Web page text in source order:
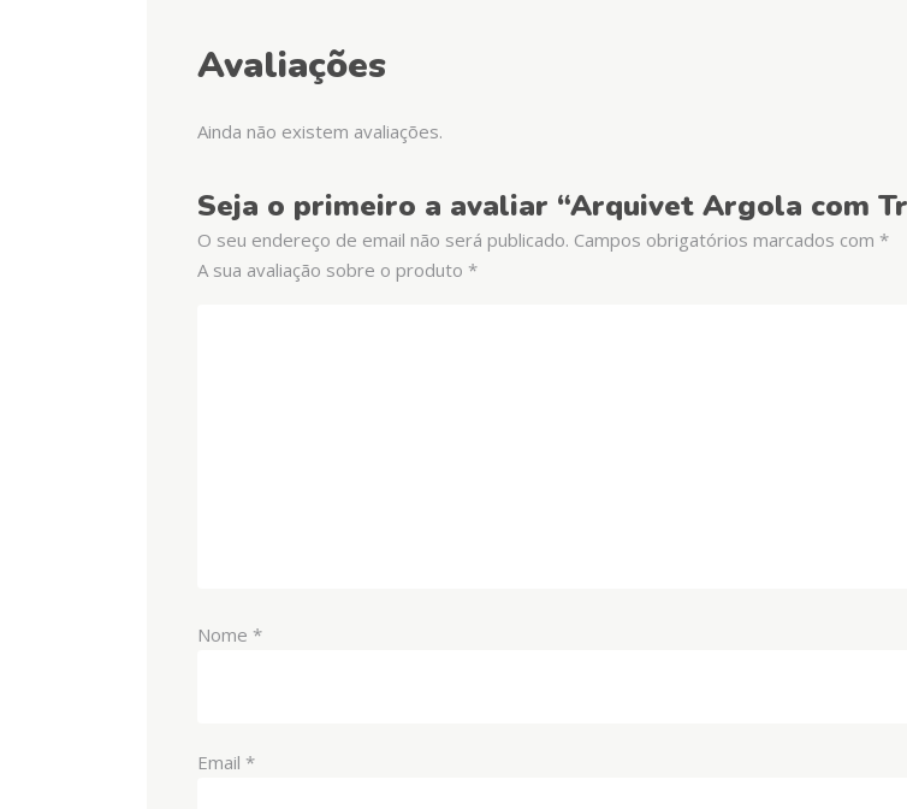
Avaliações
Ainda não existem avaliações.
Seja o primeiro a avaliar “Arquivet Argola com
O seu endereço de email não será publicado. Campos obrigatórios marcados com *
A sua avaliação sobre o produto *
Nome *
Email *